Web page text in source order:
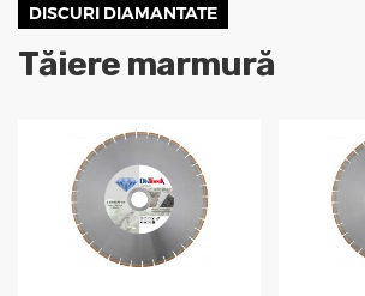
DISCURI DIAMANTATE
Tăiere marmură